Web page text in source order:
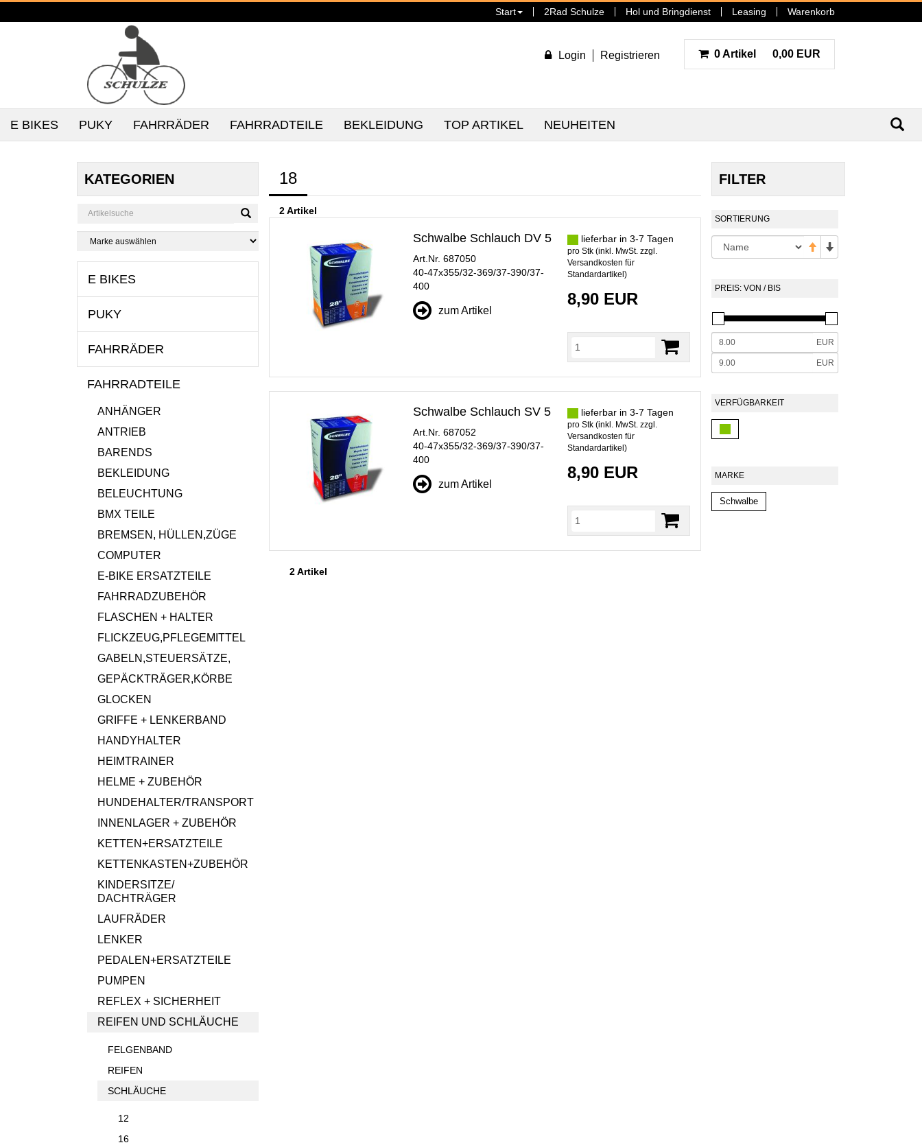
Start 2Rad Schulze Hol und Bringdienst Leasing Warenkorb
Login Registrieren 0 Artikel 0,00 EUR
E BIKES PUKY FAHRRÄDER FAHRRADTEILE BEKLEIDUNG TOP ARTIKEL NEUHEITEN
KATEGORIEN
E BIKES
PUKY
FAHRRÄDER
FAHRRADTEILE
ANHÄNGER
ANTRIEB
BARENDS
BEKLEIDUNG
BELEUCHTUNG
BMX TEILE
BREMSEN, HÜLLEN,ZÜGE
COMPUTER
E-BIKE ERSATZTEILE
FAHRRADZUBEHÖR
FLASCHEN + HALTER
FLICKZEUG,PFLEGEMITTEL
GABELN,STEUERSÄTZE,
GEPÄCKTRÄGER,KÖRBE
GLOCKEN
GRIFFE + LENKERBAND
HANDYHALTER
HEIMTRAINER
HELME + ZUBEHÖR
HUNDEHALTER/TRANSPORT
INNENLAGER + ZUBEHÖR
KETTEN+ERSATZTEILE
KETTENKASTEN+ZUBEHÖR
KINDERSITZE/
DACHTRÄGER
LAUFRÄDER
LENKER
PEDALEN+ERSATZTEILE
PUMPEN
REFLEX + SICHERHEIT
REIFEN UND SCHLÄUCHE
FELGENBAND
REIFEN
SCHLÄUCHE
12
16
18
2 Artikel
Schwalbe Schlauch DV 5
Art.Nr. 687050
40-47x355/32-369/37-390/37-
400
zum Artikel
lieferbar in 3-7 Tagen
pro Stk (inkl. MwSt. zzgl.
Versandkosten für
Standardartikel )
8,90 EUR
Schwalbe Schlauch SV 5
Art.Nr. 687052
40-47x355/32-369/37-390/37-
400
zum Artikel
lieferbar in 3-7 Tagen
pro Stk (inkl. MwSt. zzgl.
Versandkosten für
Standardartikel )
8,90 EUR
2 Artikel
FILTER
SORTIERUNG
PREIS: VON / BIS
EUR
EUR
VERFÜGBARKEIT
MARKE
Schwalbe